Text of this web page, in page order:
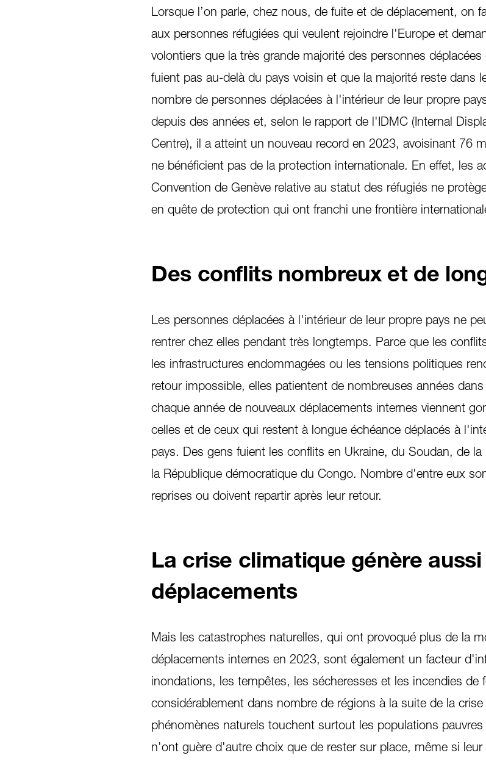
Lorsque l’on parle, chez nous, de fuite et de déplacement, on
aux personnes réfugiées qui veulent rejoindre l'Europe et
volontiers que la très grande majorité des personnes
fuient pas au-delà du pays voisin et que la majorité reste dans
nombre de personnes déplacées à l'intérieur de leur propre
depuis des années et, selon le rapport de l'IDMC (Internal
Centre), il a atteint un nouveau record en 2023, avoisinant 76
ne bénéficient pas de la protection internationale. En effet, les
Convention de Genève relative au statut des réfugiés ne
en quête de protection qui ont franchi une frontière
Des conflits nombreux et de
Les personnes déplacées à l'intérieur de leur propre pays ne
rentrer chez elles pendant très longtemps. Parce que les
les infrastructures endommagées ou les tensions politiques
retour impossible, elles patientent de nombreuses années
chaque année de nouveaux déplacements internes viennent
celles et de ceux qui restent à longue échéance déplacés à
pays. Des gens fuient les conflits en Ukraine, du Soudan, de
la République démocratique du Congo. Nombre d'entre eux
reprises ou doivent repartir après leur retour.
La crise climatique génère aussi
déplacements
Mais les catastrophes naturelles, qui ont provoqué plus de la
déplacements internes en 2023, sont également un facteur
inondations, les tempêtes, les sécheresses et les incendies de
considérablement dans nombre de régions à la suite de la
phénomènes naturels touchent surtout les populations
n'ont guère d'autre choix que de rester sur place, même si leur